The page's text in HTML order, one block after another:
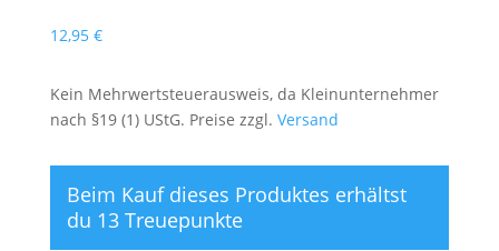
12,95 €
Kein Mehrwertsteuerausweis, da Kleinunternehmer
nach §19 (1) UStG. Preise zzgl. Versand
Beim Kauf dieses Produktes erhältst
du 13 Treuepunkte